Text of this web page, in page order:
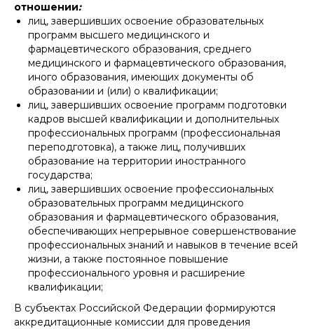
отношении:
лиц, завершивших освоение образовательных
программ высшего медицинского и
фармацевтического образования, среднего
медицинского и фармацевтического образования,
иного образования, имеющих документы об
образовании и (или) о квалификации;
лиц, завершивших освоение программ подготовки
кадров высшей квалификации и дополнительных
профессиональных программ (профессиональная
переподготовка), а также лиц, получивших
образование на территории иностранного
государства;
лиц, завершивших освоение профессиональных
образовательных программ медицинского
образования и фармацевтического образования,
обеспечивающих непрерывное совершенствование
профессиональных знаний и навыков в течение всей
жизни, а также постоянное повышение
профессионального уровня и расширение
квалификации;
В субъектах Российской Федерации формируются
аккредитационные комиссии для проведения